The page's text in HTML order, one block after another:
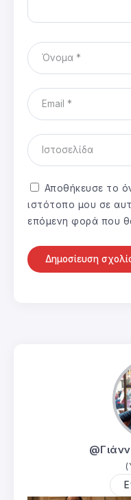
Αποθήκευσε το
ιστότοπο μου σε
επόμενη φορά που